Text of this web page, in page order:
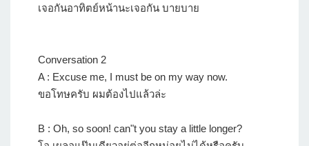
เจอกันอาทิตย์หน้านะเจอกัน บายบาย
Conversation 2
A : Excuse me, I must be on my way now.
ขอโทษครับ ผมต้องไปแล้วล่ะ
B : Oh, so soon! can"t you stay a little longer?